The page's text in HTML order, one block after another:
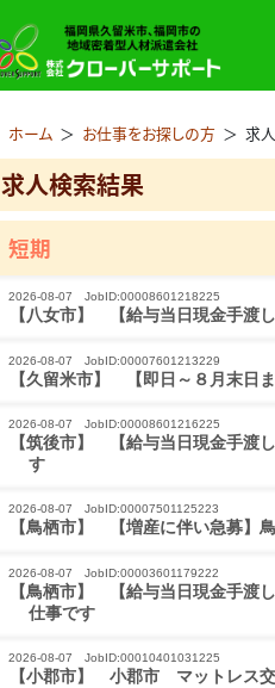
ホーム ＞ お仕事をお探しの方 ＞ 求
求人検索結果
短期
2026-08-07 JobID:00008601218225
【八女市】 【給与当日現金手渡
2026-08-07 JobID:00007601213229
【久留米市】 【即日～８月末日
2026-08-07 JobID:00008601216225
【筑後市】 【給与当日現金手渡
す
2026-08-07 JobID:00007501125223
【鳥栖市】 【増産に伴い急募】
2026-08-07 JobID:00003601179222
【鳥栖市】 【給与当日現金手渡
仕事です
2026-08-07 JobID:00010401031225
【小郡市】 小郡市　マットレス